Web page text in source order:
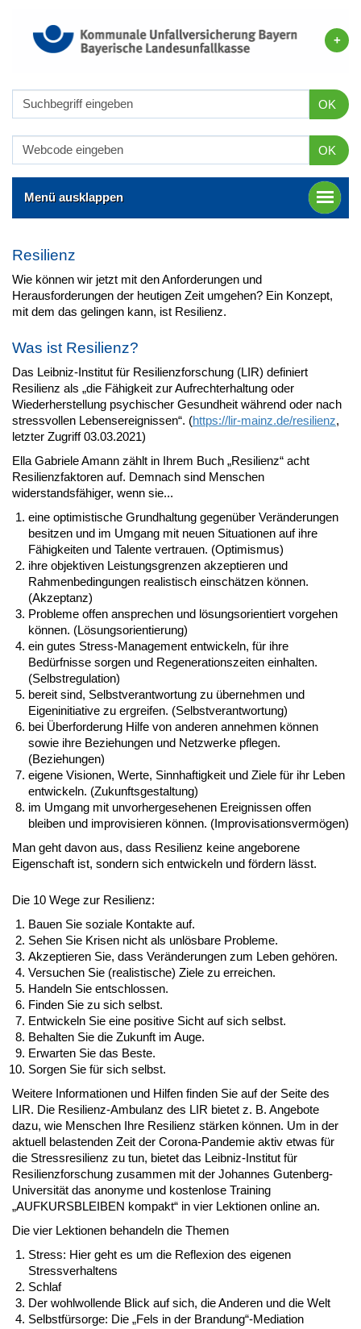
OK
OK
Menü ausklappen
Resilienz
Wie können wir jetzt mit den Anforderungen und
Herausforderungen der heutigen Zeit umgehen? Ein Konzept,
mit dem das gelingen kann, ist Resilienz.
Was ist Resilienz?
Das Leibniz-Institut für Resilienzforschung (LIR) definiert
Resilienz als „die Fähigkeit zur Aufrechterhaltung oder
Wiederherstellung psychischer Gesundheit während oder nach
stressvollen Lebensereignissen“. (https://lir-mainz.de/resilienz,
letzter Zugriff 03.03.2021)
Ella Gabriele Amann zählt in Ihrem Buch „Resilienz“ acht
Resilienzfaktoren auf. Demnach sind Menschen
widerstandsfähiger, wenn sie...
eine optimistische Grundhaltung gegenüber Veränderungen
besitzen und im Umgang mit neuen Situationen auf ihre
Fähigkeiten und Talente vertrauen. (Optimismus)
ihre objektiven Leistungsgrenzen akzeptieren und
Rahmenbedingungen realistisch einschätzen können.
(Akzeptanz)
Probleme offen ansprechen und lösungsorientiert vorgehen
können. (Lösungsorientierung)
ein gutes Stress-Management entwickeln, für ihre
Bedürfnisse sorgen und Regenerationszeiten einhalten.
(Selbstregulation)
bereit sind, Selbstverantwortung zu übernehmen und
Eigeninitiative zu ergreifen. (Selbstverantwortung)
bei Überforderung Hilfe von anderen annehmen können
sowie ihre Beziehungen und Netzwerke pflegen.
(Beziehungen)
eigene Visionen, Werte, Sinnhaftigkeit und Ziele für ihr Leben
entwickeln. (Zukunftsgestaltung)
im Umgang mit unvorhergesehenen Ereignissen offen
bleiben und improvisieren können. (Improvisationsvermögen)
Man geht davon aus, dass Resilienz keine angeborene
Eigenschaft ist, sondern sich entwickeln und fördern lässt.
Die 10 Wege zur Resilienz:
Bauen Sie soziale Kontakte auf.
Sehen Sie Krisen nicht als unlösbare Probleme.
Akzeptieren Sie, dass Veränderungen zum Leben gehören.
Versuchen Sie (realistische) Ziele zu erreichen.
Handeln Sie entschlossen.
Finden Sie zu sich selbst.
Entwickeln Sie eine positive Sicht auf sich selbst.
Behalten Sie die Zukunft im Auge.
Erwarten Sie das Beste.
Sorgen Sie für sich selbst.
Weitere Informationen und Hilfen finden Sie auf der Seite des
LIR. Die Resilienz-Ambulanz des LIR bietet z. B. Angebote
dazu, wie Menschen Ihre Resilienz stärken können. Um in der
aktuell belastenden Zeit der Corona-Pandemie aktiv etwas für
die Stressresilienz zu tun, bietet das Leibniz-Institut für
Resilienzforschung zusammen mit der Johannes Gutenberg-
Universität das anonyme und kostenlose Training
„AUFKURSBLEIBEN kompakt“ in vier Lektionen online an.
Die vier Lektionen behandeln die Themen
Stress: Hier geht es um die Reflexion des eigenen
Stressverhaltens
Schlaf
Der wohlwollende Blick auf sich, die Anderen und die Welt
Selbstfürsorge: Die „Fels in der Brandung“-Mediation